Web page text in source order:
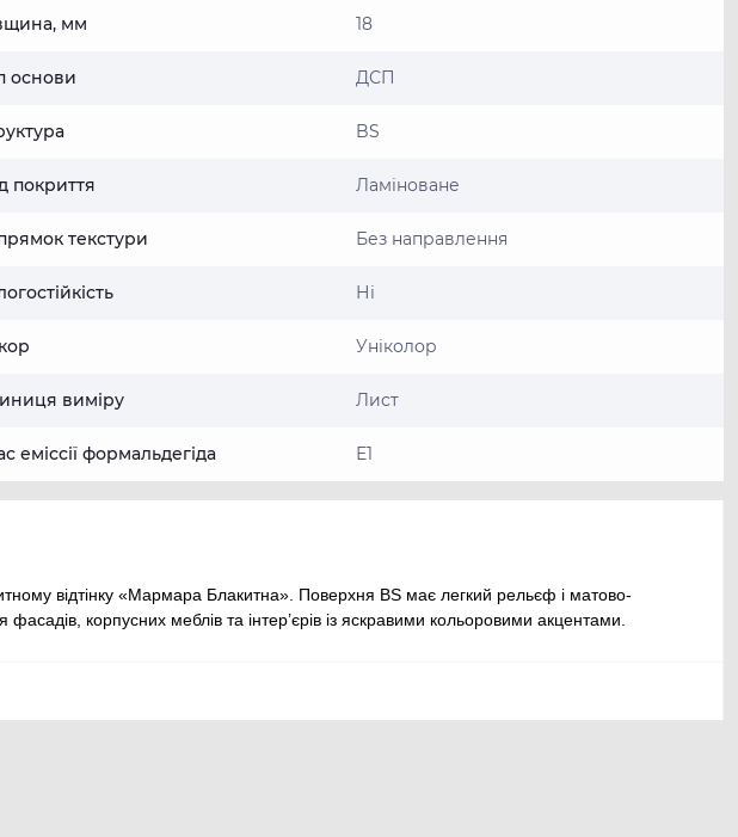
мм 18
основи ДСП
BS
покриття Ламіноване
текстури Без направлення
Ні
Уніколор
виміру Лист
еміссії формальдегіда Е1
відтінку «Мармара Блакитна». Поверхня BS має легкий рельєф і матово-
корпусних меблів та інтер’єрів із яскравими кольоровими акцентами.